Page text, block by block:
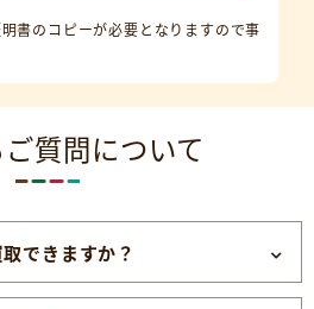
書のコピーが必要となりますので事
質問について
できますか？